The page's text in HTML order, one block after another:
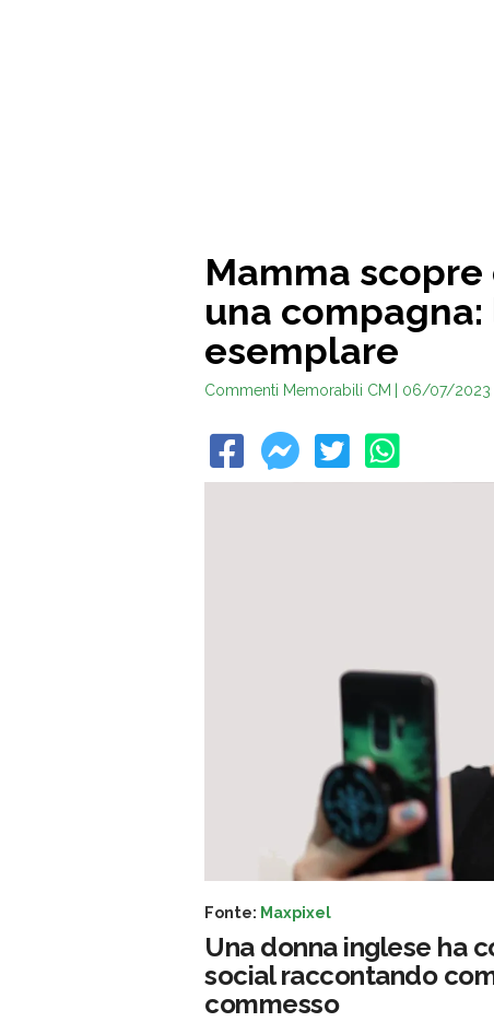
Mamma
una
esemplare
Commenti Memorabili CM | 06/07/2023
Fonte: Maxpixel
Una donna inglese ha
social raccontando
commesso